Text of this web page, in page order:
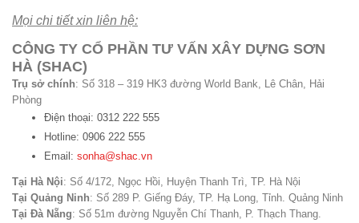
Mọi chi tiết xin liên hệ:
CÔNG TY CỔ PHẦN TƯ VẤN XÂY DỰNG SƠN
HÀ (SHAC)
Trụ sở chính: Số 318 – 319 HK3 đường World Bank, Lê Chân, Hải
Phòng
Điện thoại: 0312 222 555
Hotline: 0906 222 555
Email: sonha@shac.vn
Tại Hà Nội: Số 4/172, Ngọc Hồi, Huyện Thanh Trì, TP. Hà Nội
Tại Quảng Ninh: Số 289 P. Giếng Đáy, TP. Hạ Long, Tỉnh. Quảng Ninh
Tại Đà Nẵng: Số 51m đường Nguyễn Chí Thanh, P. Thạch Thang.